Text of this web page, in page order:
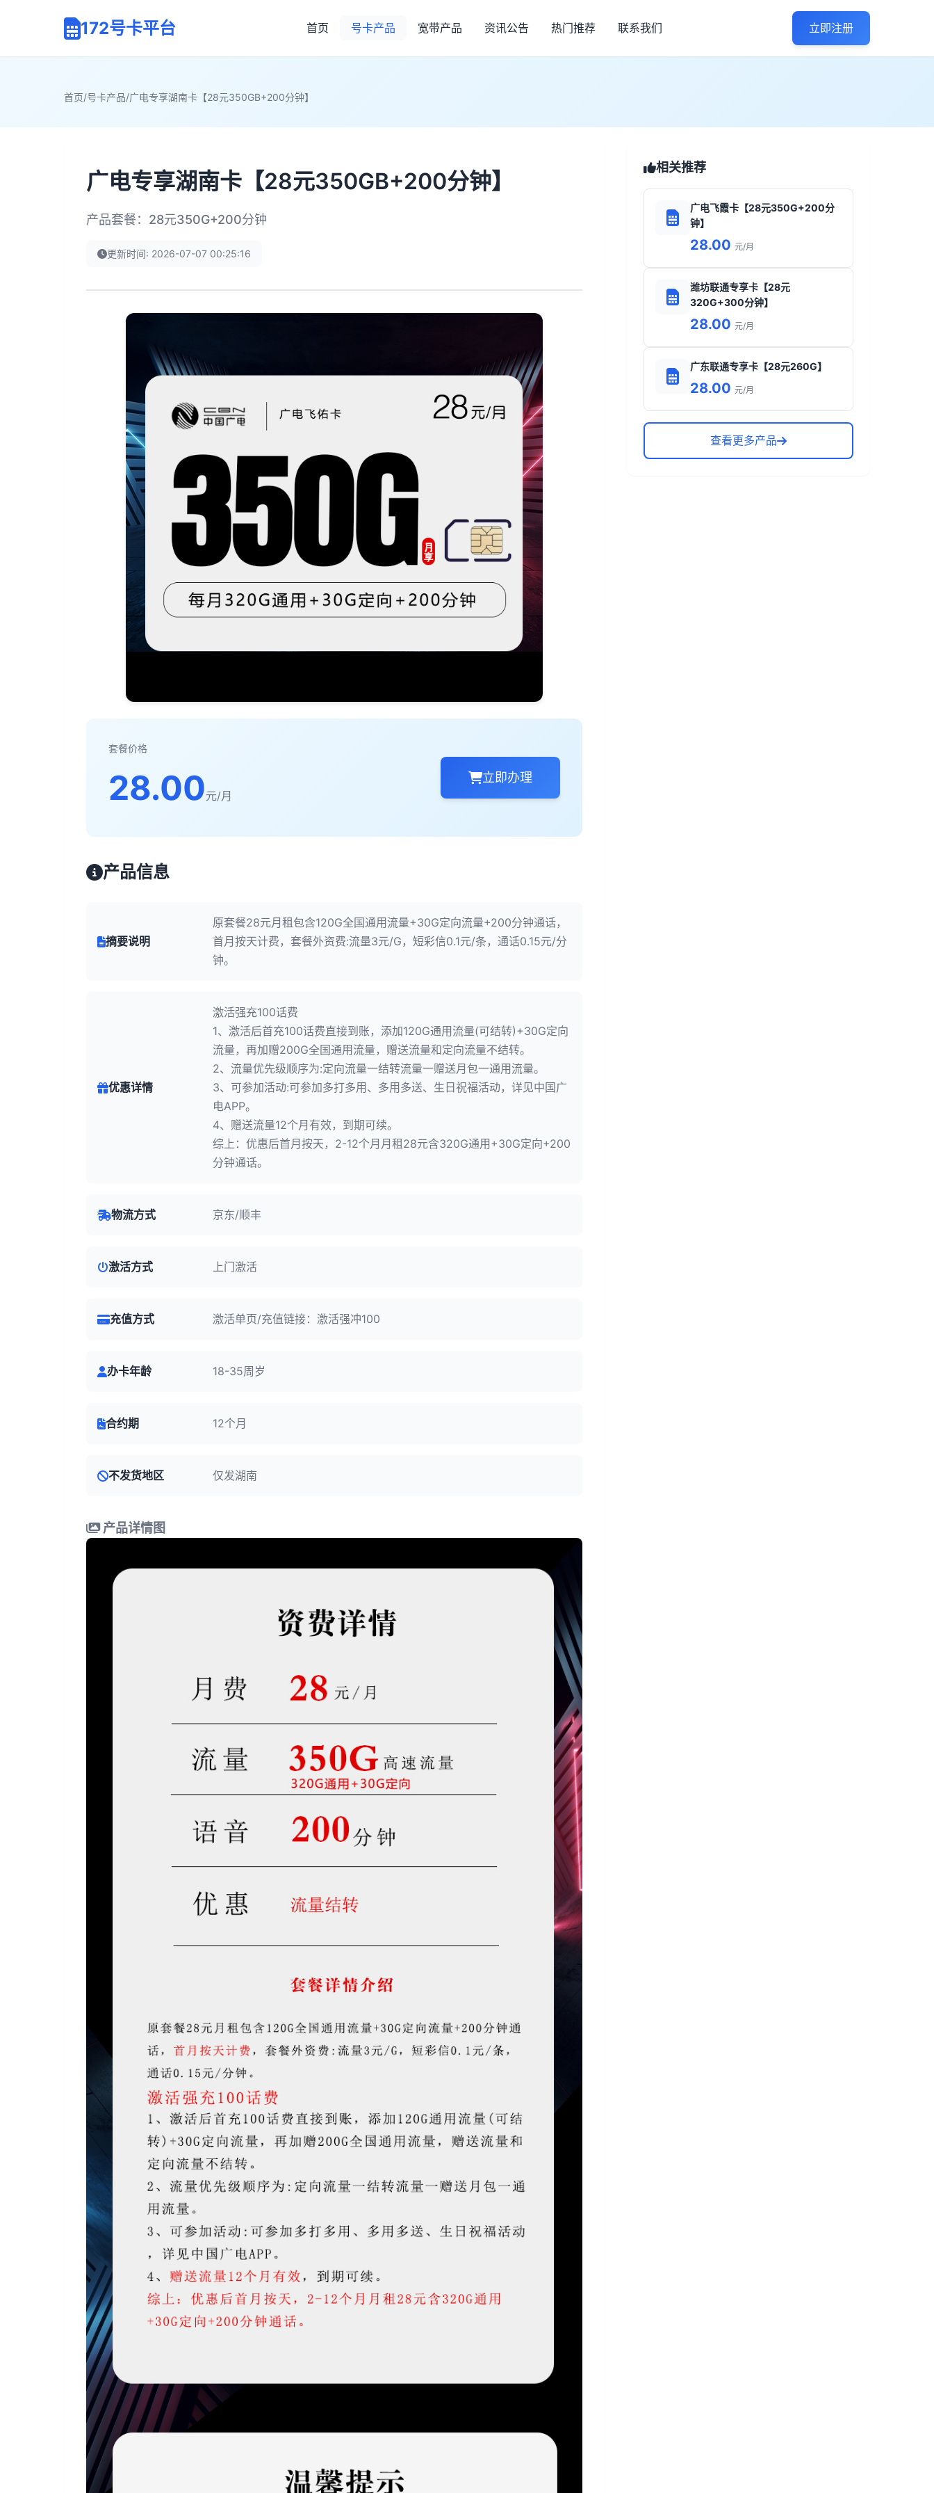
172号卡平台 首页 号卡产品 宽带产品 资讯公告 热门推荐 联系我们 立即注册
首页/号卡产品/广电专享湖南卡【28元350GB+200分钟】
广电专享湖南卡【28元350GB+200分钟】
产品套餐：28元350G+200分钟
更新时间: 2026-07-07 00:25:16
套餐价格
28.00元/月
立即办理
产品信息
摘要说明
原套餐28元月租包含120G全国通用流量+30G定向流量+200分钟通话，
首月按天计费，套餐外资费:流量3元/G，短彩信0.1元/条，通话0.15元/分
钟。
优惠详情
激活强充100话费
1、激活后首充100话费直接到账，添加120G通用流量(可结转)+30G定向
流量，再加赠200G全国通用流量，赠送流量和定向流量不结转。
2、流量优先级顺序为:定向流量一结转流量一赠送月包一通用流量。
3、可参加活动:可参加多打多用、多用多送、生日祝福活动，详见中国广
电APP。
4、赠送流量12个月有效，到期可续。
综上：优惠后首月按天，2-12个月月租28元含320G通用+30G定向+200
分钟通话。
物流方式 京东/顺丰
激活方式 上门激活
充值方式 激活单页/充值链接：激活强冲100
办卡年龄 18-35周岁
合约期 12个月
不发货地区 仅发湖南
产品详情图
相关推荐
广电飞霞卡【28元350G+200分
钟】
28.00 元/月
潍坊联通专享卡【28元
320G+300分钟】
28.00 元/月
广东联通专享卡【28元260G】
28.00 元/月
查看更多产品